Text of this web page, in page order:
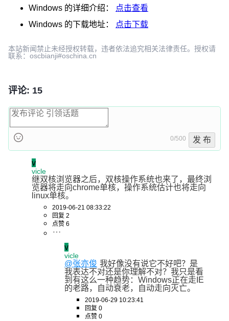
Windows 的详细介绍：
点击查看
Windows 的下载地址： 点击下载
本站新闻禁止未经授权转载，违者依法追究相关法律责任。授权请
联系：oscbianji#oschina.cn
评论: 15
0/500 发 布
v
vicle
继双核浏览器之后，双核操作系统也来了，最终浏
览器将走向chrome单核，操作系统估计也将走向
linux单核。
2019-06-21 08:33:22
回复 2
点赞 6
v
vicle
@张亦俊 我好像没有说它不好吧？是
我表达不对还是你理解不对？我只是看
到有这么一种趋势：Windows正在走IE
的老路，自动衰老，自动走向灭亡。
2019-06-29 10:23:41
回复 0
点赞 0